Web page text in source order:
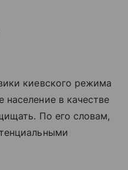
киевского режима
население в качестве
По его словам,